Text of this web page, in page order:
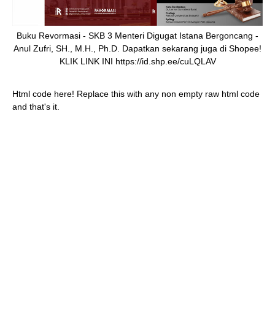
Buku Revormasi - SKB 3 Menteri Digugat Istana Bergoncang -
Anul Zufri, SH., M.H., Ph.D. Dapatkan sekarang juga di Shopee!
KLIK LINK INI https://id.shp.ee/cuLQLAV
Html code here! Replace this with any non empty raw html code
and that's it.